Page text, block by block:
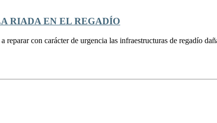
RIADA EN EL REGADÍO
con carácter de urgencia las infraestructuras de regadío